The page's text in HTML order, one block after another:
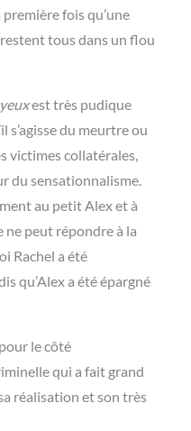
première fois qu’une
tous dans un flou
est très pudique
s’agisse du meurtre ou
victimes collatérales,
du sensationnalisme.
au petit Alex et à
ne peut répondre à la
Rachel a été
qu’Alex a été épargné
le côté
qui a fait grand
réalisation et son très